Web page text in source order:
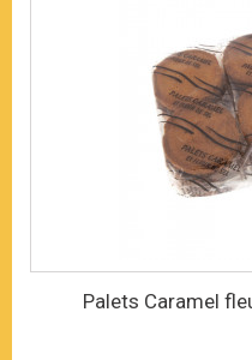
Palets Caramel